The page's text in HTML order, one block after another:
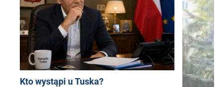
Kto wystąpi u Tuska?